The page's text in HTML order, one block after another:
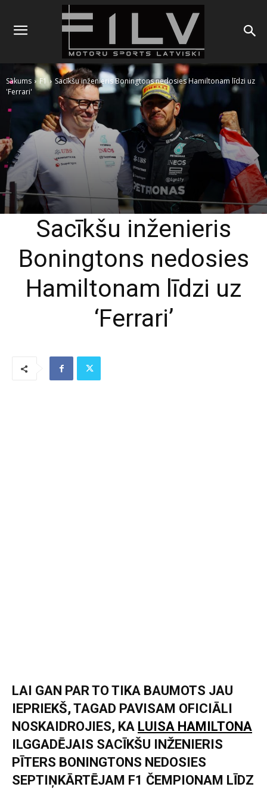
Sākums F1
Sacīkšu inženieris Boningtons nedosies Hamiltonam līdzi uz
'Ferrari'
Sacīkšu inženieris
Boningtons nedosies
Hamiltonam līdzi uz
‘Ferrari’
LAI GAN PAR TO TIKA BAUMOTS JAU
IEPRIEKŠ, TAGAD PAVISAM OFICIĀLI
NOSKAIDROJIES, KA LUISA HAMILTONA
ILGGADĒJAIS SACĪKŠU INŽENIERIS
PĪTERS BONINGTONS NEDOSIES
SEPTIŅKĀRTĒJAM F1 ČEMPIONAM LĪDZ